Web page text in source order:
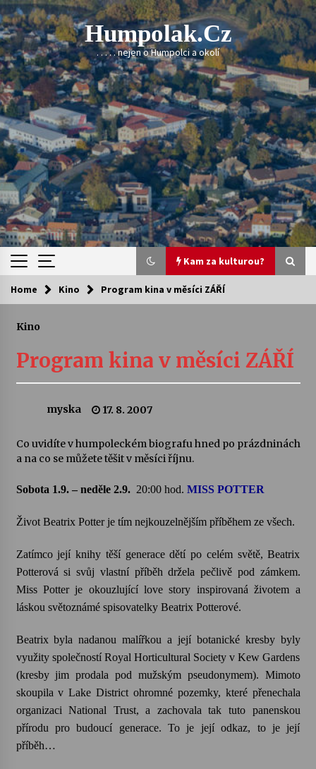
Skip
to
content
Humpolak.cz
. . . . . nejen o Humpolci a okolí
Kam za kulturou?
Kam za kulturou?
Sukuba Ensemble
4. 8. 2026
Vernisáž výstavy Josefíny Duškové: Stávám se
kapkou
30. 7. 2026
28. 7. 2026
Letní koncerty ve Stromovce: Kolchoz a
Jenakaši
Votavžatský ploty
23. 7. 2026
Letní koncerty ve Stromovce: Rufus Miller
Home Kino Program kina v měsíci ZÁŘÍ
Kino
Program kina v měsíci ZÁŘÍ
myska 17. 8. 2007
Co uvidíte v humpoleckém biografu hned po prázdninách
a na co se můžete těšit v měsíci říjnu.
Sobota 1.9. – neděle 2.9. 20:00 hod. MISS POTTER
Život Beatrix Potter je tím nejkouzelnějším příběhem ze všech.
Zatímco její knihy těší generace dětí po celém světě, Beatrix
Potterová si svůj vlastní příběh držela pečlivě pod zámkem.
Miss Potter je okouzlující love story inspirovaná životem a
láskou světoznámé spisovatelky Beatrix Potterové.
Beatrix byla nadanou malířkou a její botanické kresby byly
využity společností Royal Horticultural Society v Kew Gardens
(kresby jim prodala pod mužským pseudonymem). Mimoto
skoupila v Lake District ohromné pozemky, které přenechala
organizaci National Trust, a zachovala tak tuto panenskou
přírodu pro budoucí generace. To je její odkaz, to je její
příběh…